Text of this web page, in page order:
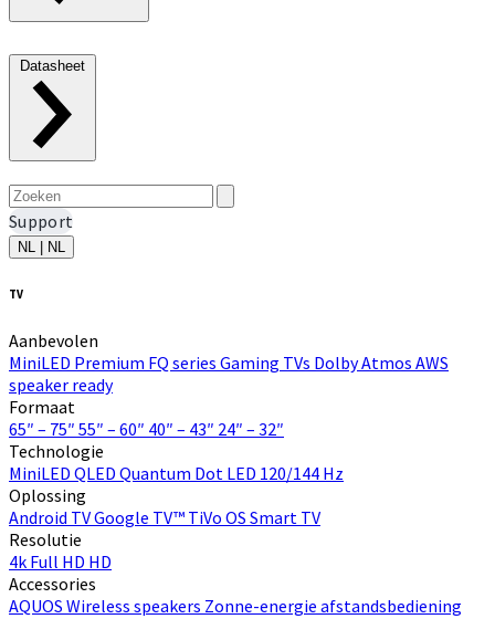
Datasheet
Support
NL | NL
TV
Aanbevolen
MiniLED Premium FQ series Gaming TVs Dolby Atmos AWS
speaker ready
Formaat
65″ – 75″ 55″ – 60″ 40″ – 43″ 24″ – 32″
Technologie
MiniLED QLED Quantum Dot LED 120/144 Hz
Oplossing
Android TVGoogle TV™ TiVo OS Smart TV
Resolutie
4k Full HD HD
Accessories
AQUOS Wireless speakers Zonne-energie afstandsbediening